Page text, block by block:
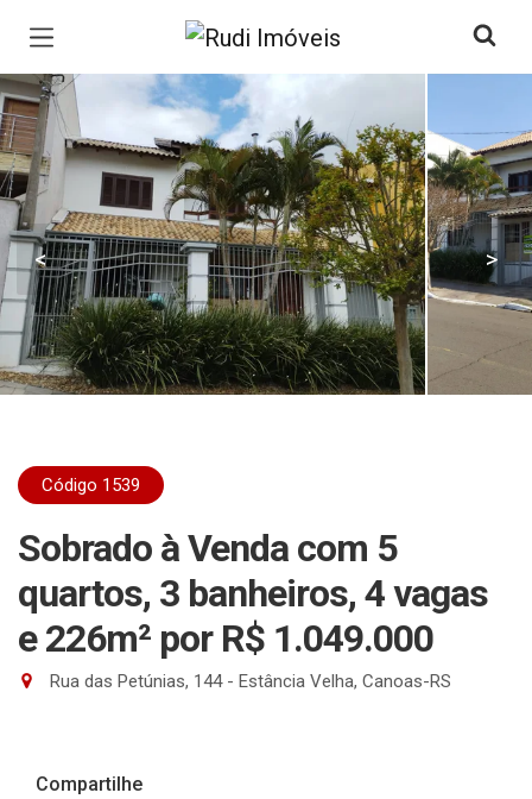
Página inicial
< >
Código 1539
Sobrado à Venda com 5
quartos, 3 banheiros, 4 vagas
e 226m² por R$ 1.049.000
Rua das Petúnias, 144 - Estância Velha, Canoas-RS
Compartilhe